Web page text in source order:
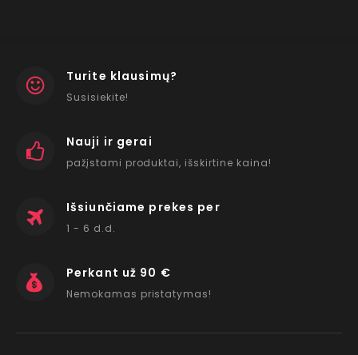
Turite klausimų?
Susisiekite!
Nauji ir gerai
pažįstami produktai, išskirtine kaina!
Išsiunčiame prekes per
1 - 6 d.d.
Perkant už 90 €
Nemokamas pristatymas!